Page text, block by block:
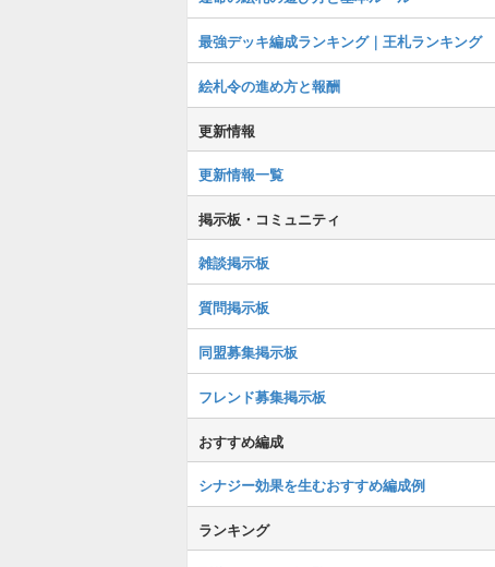
最強デッキ編成ランキング｜王札ランキング
絵札令の進め方と報酬
更新情報
更新情報一覧
掲示板・コミュニティ
雑談掲示板
質問掲示板
同盟募集掲示板
フレンド募集掲示板
おすすめ編成
シナジー効果を生むおすすめ編成例
ランキング